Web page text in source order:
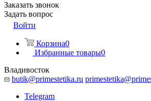
Заказать звонок
Задать вопрос
Войти
Корзина0
Избранные товары0
Владивосток
butik@primestetika.ru
Telegram